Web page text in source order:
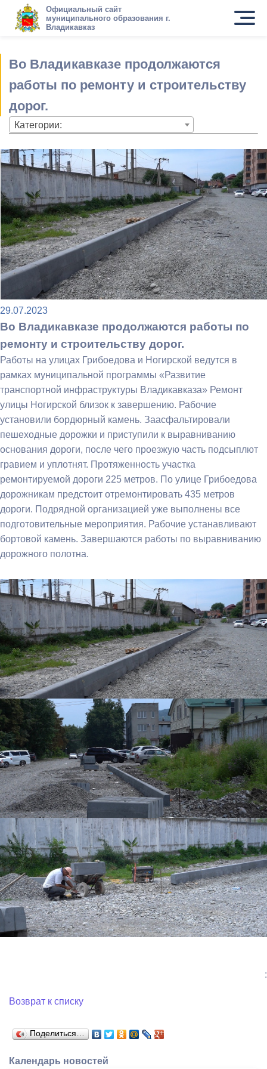
Официальный сайт
муниципального образования г.
Владикавказ
Во Владикавказе продолжаются
работы по ремонту и строительству
дорог.
Категории:
29.07.2023
Во Владикавказе продолжаются работы по
ремонту и строительству дорог.
Работы на улицах Грибоедова и Ногирской ведутся в
рамках муниципальной программы «Развитие
транспортной инфраструктуры Владикавказа» Ремонт
улицы Ногирской близок к завершению. Рабочие
установили бордюрный камень. Заасфальтировали
пешеходные дорожки и приступили к выравниванию
основания дороги, после чего проезжую часть подсыплют
гравием и уплотнят. Протяженность участка
ремонтируемой дороги 225 метров. По улице Грибоедова
дорожникам предстоит отремонтировать 435 метров
дороги. Подрядной организацией уже выполнены все
подготовительные мероприятия. Рабочие устанавливают
бортовой камень. Завершаются работы по выравниванию
дорожного полотна.
:
Возврат к списку
Поделиться…
Календарь новостей